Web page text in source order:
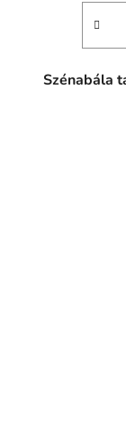
Szénabála